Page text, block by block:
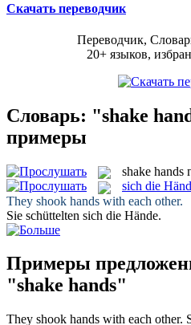
Скачать переводчик
Переводчик,
20+ языков,
Словарь: "shake
примеры
shake hands
sich die
They shook hands with each other.
Sie schüttelten sich die Hände.
Примеры
"shake hands"
They shook hands with each other.